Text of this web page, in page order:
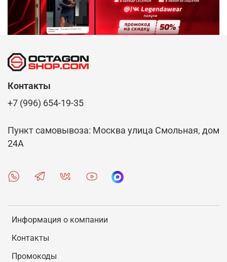
Информация о компании
Контакты
Промокоды
Контакты
+7 (996) 654-19-35
Пункт самовывоза: Москва улица Смольная, дом
24А